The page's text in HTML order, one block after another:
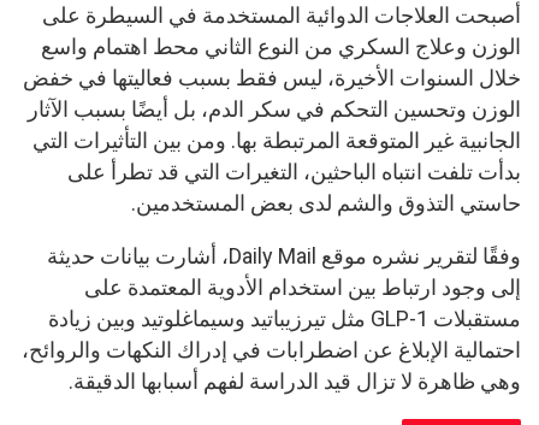
أصبحت العلاجات الدوائية المستخدمة في السيطرة على
الوزن وعلاج السكري من النوع الثاني محط اهتمام واسع
خلال السنوات الأخيرة، ليس فقط بسبب فعاليتها في خفض
الوزن وتحسين التحكم في سكر الدم، بل أيضًا بسبب الآثار
الجانبية غير المتوقعة المرتبطة بها. ومن بين التأثيرات التي
بدأت تلفت انتباه الباحثين، التغيرات التي قد تطرأ على
حاستي التذوق والشم لدى بعض المستخدمين.
وفقًا لتقرير نشره موقع Daily Mail، أشارت بيانات حديثة
إلى وجود ارتباط بين استخدام الأدوية المعتمدة على
مستقبلات GLP-1 مثل تيرزيباتيد وسيماغلوتيد وبين زيادة
احتمالية الإبلاغ عن اضطرابات في إدراك النكهات والروائح،
وهي ظاهرة لا تزال قيد الدراسة لفهم أسبابها الدقيقة.